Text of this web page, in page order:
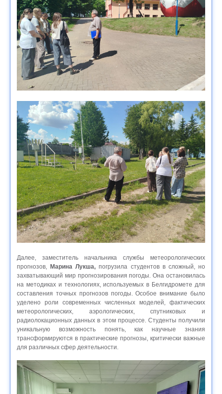
Далее, заместитель начальника службы метеорологических
прогнозов, Марина Лукша, погрузила студентов в сложный, но
захватывающий мир прогнозирования погоды. Она остановилась
на методиках и технологиях, используемых в Белгидромете для
составления точных прогнозов погоды. Особое внимание было
уделено роли современных численных моделей, фактических
метеорологических, аэрологических, спутниковых и
радиолокационных данных в этом процессе. Студенты получили
уникальную возможность понять, как научные знания
трансформируются в практические прогнозы, критически важные
для различных сфер деятельности.